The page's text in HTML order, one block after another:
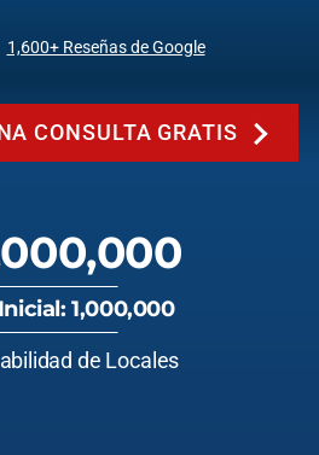
1,600+ Reseñas de Google
CONSULTA GRATIS
1,000,000
de Locales